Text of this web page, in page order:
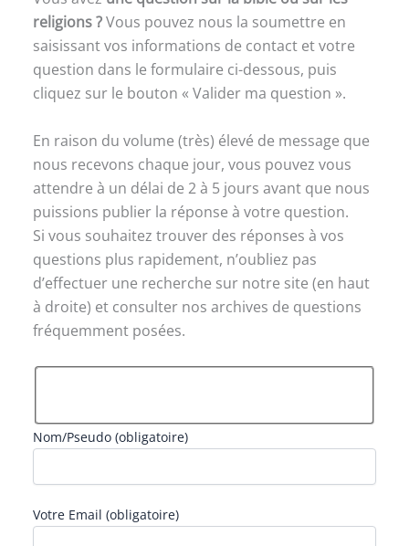
religions ?Vous pouvez nous la soumettre en
saisissant vos informations de contact et votre
question dans le formulaire ci-dessous, puis
cliquez sur le bouton « Valider ma question ».
En raison du volume (très) élevé de message que
nous recevons chaque jour, vous pouvez vous
attendre à un délai de 2 à 5 jours avant que nous
puissions publier la réponse à votre question.
Si vous souhaitez trouver des réponses à vos
questions plus rapidement, n’oubliez pas
d’effectuer une recherche sur notre site (en haut
à droite) et consulter nos archives de questions
fréquemment posées.
Nom/Pseudo (obligatoire)
Veuillez laisser ce champ vide.
Votre Email (obligatoire)